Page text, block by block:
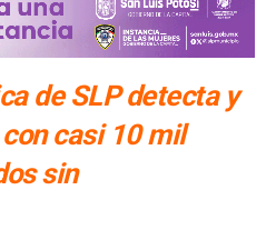
de SLP detecta y
casi 10 mil
sin